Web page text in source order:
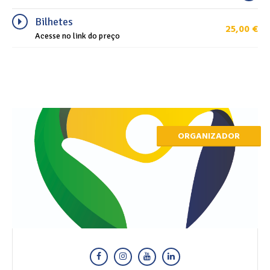
Bilhetes
Acesse no link do preço 25,00€
ORGANIZADOR